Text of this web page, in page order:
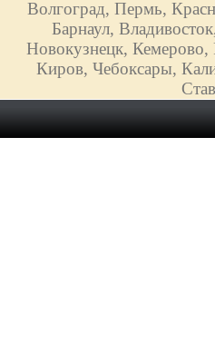
Волгоград, Пермь,
Барнаул,
Новокузнецк,
Киров, Чебоксары,